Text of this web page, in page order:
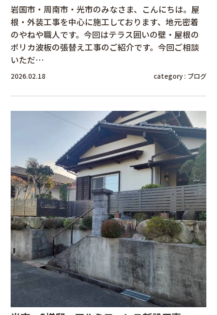
岩国市・周南市・光市のみなさま、こんにちは。屋
根・外装工事を中心に施工しております、地元密着
のやねや職人です。今回はテラス囲いの壁・屋根の
ポリカ波板の張替え工事のご紹介です。今回ご相談
いただ…
2026.02.18 category : ブログ